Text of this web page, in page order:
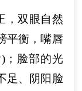
，双眼自然
平衡，嘴唇
；脸部的光
足、阴阳脸